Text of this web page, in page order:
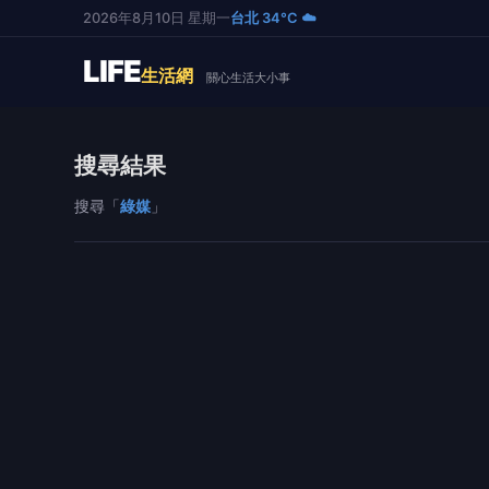
2026年8月10日 星期一台北 34°C ☁️
LIFE生活網 關心生活大小事
搜尋結果
搜尋「綠媒 」